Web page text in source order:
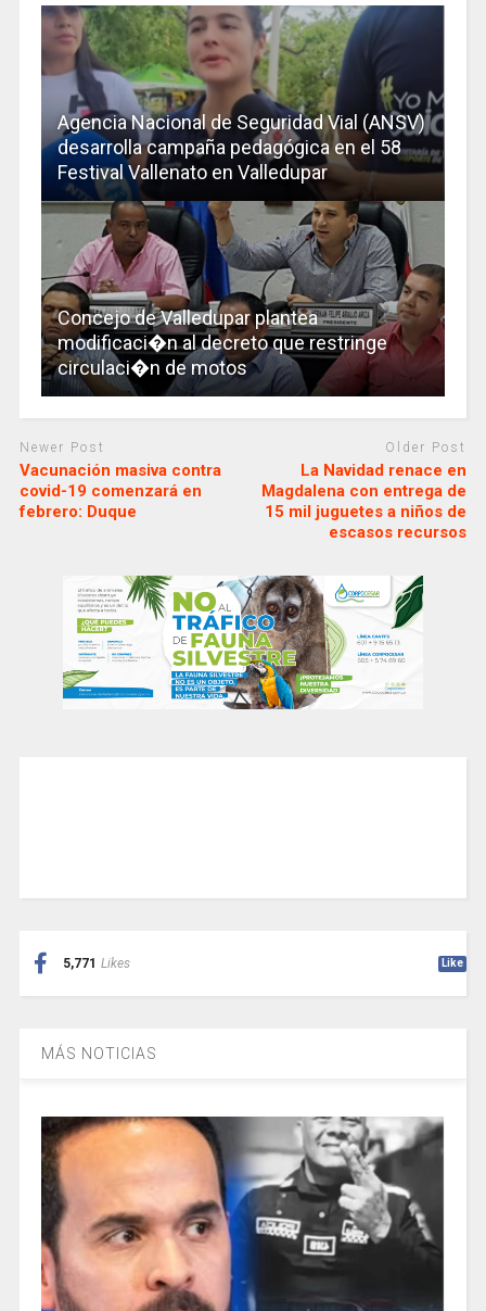
Agencia Nacional de Seguridad Vial (ANSV)
desarrolla campaña pedagógica en el 58
Festival Vallenato en Valledupar
Concejo de Valledupar plantea
modificaci�n al decreto que restringe
circulaci�n de motos
Newer Post
Vacunación masiva contra
covid-19 comenzará en
febrero: Duque
Older Post
La Navidad renace en
Magdalena con entrega de
15 mil juguetes a niños de
escasos recursos
5,771 Likes Like
MÁS NOTICIAS